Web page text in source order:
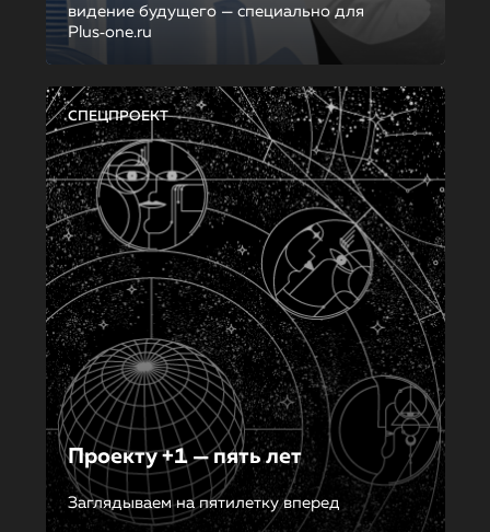
видение будущего — специально для
Plus‑one.ru
СПЕЦПРОЕКТ
Проекту +1 — пять лет
Заглядываем на пятилетку вперед